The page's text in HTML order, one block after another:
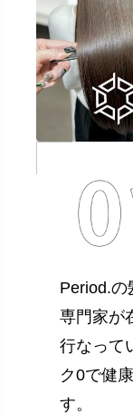
Period.の
専門家が
行なって
ク0で健
す。